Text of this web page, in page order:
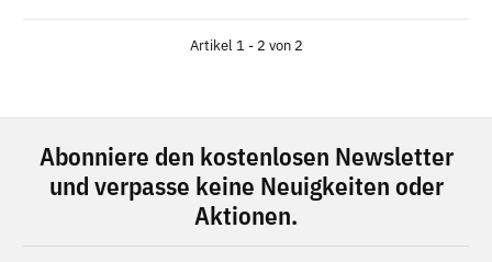
Artikel 1 - 2 von 2
Abonniere den kostenlosen Newsletter
und verpasse keine Neuigkeiten oder
Aktionen.